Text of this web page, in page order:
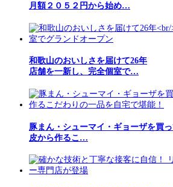
月額２０５２円から始め…
和歌山のおいしさを届けて26年
店舗を一新し、完全個室で…
豚まん・シューマイ・ギョーザを買
皮から作るこ…